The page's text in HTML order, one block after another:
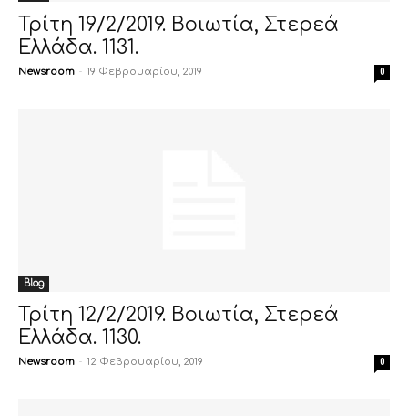
Τρίτη 19/2/2019. Βοιωτία, Στερεά
Ελλάδα. 1131.
Newsroom - 19 Φεβρουαρίου, 2019 0
Blog
Τρίτη 12/2/2019. Βοιωτία, Στερεά
Ελλάδα. 1130.
Newsroom - 12 Φεβρουαρίου, 2019 0